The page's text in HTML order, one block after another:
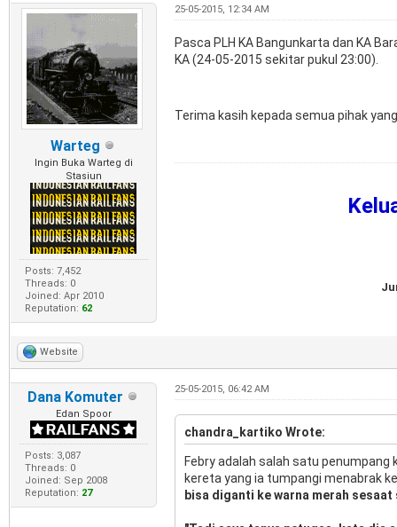
Warteg
Ingin Buka Warteg di
Stasiun
Posts: 7,452
Threads: 0
Joined: Apr 2010
Reputation: 62
25-05-2015, 12:34 AM
Pasca PLH KA Bangunkarta dan KA
KA (24-05-2015 sekitar pukul 23:00).
Terima kasih kepada semua pihak
Website
Dana Komuter
Edan Spoor
Posts: 3,087
Threads: 0
Joined: Sep 2008
Reputation: 27
25-05-2015, 06:42 AM
chandra_kartiko Wrote:
Febry adalah salah satu
kereta yang ia tumpangi menabrak
bisa diganti ke warna merah